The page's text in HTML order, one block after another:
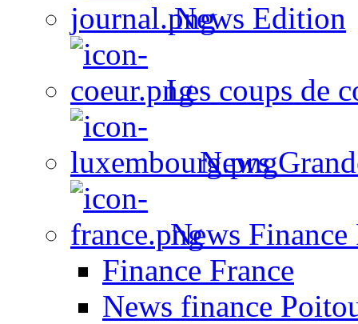
News Edition
Les coups de
News
News Finance
Finance France
News finance